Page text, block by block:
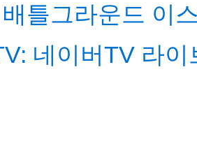
틀그라운드 이
네이버TV 라이